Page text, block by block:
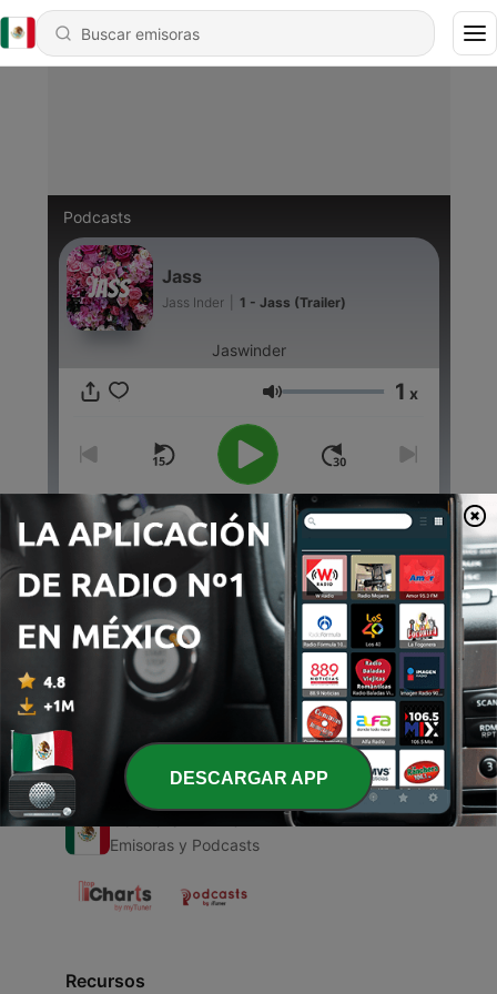
Podcasts
Jass
Jass Inder 1 - Jass (Trailer)
Jaswinder
Volumen 1 x
00:00 00:00
Episodios
1 - Jass (Trailer)
05 jul. 2020
Emisoras y Podcasts
Recursos
DESCARGAR APP